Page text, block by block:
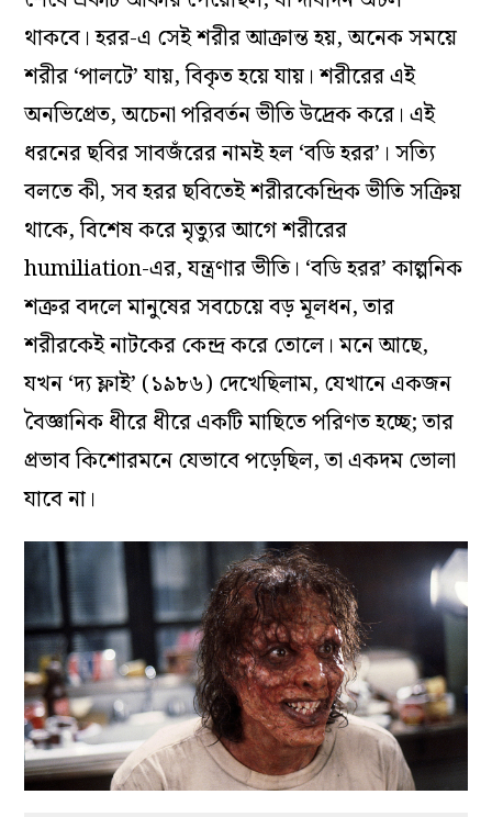
থাকবে। হরর-এ সেই শরীর আক্রান্ত হয়, অনেক সময়ে
শরীর ‘পালটে’ যায়, বিকৃত হয়ে যায়। শরীরের এই
অনভিপ্রেত, অচেনা পরিবর্তন ভীতি উদ্রেক করে। এই
ধরনের ছবির সাবজঁরের নামই হল ‘বডি হরর’। সত্যি
বলতে কী, সব হরর ছবিতেই শরীরকেন্দ্রিক ভীতি সক্রিয়
থাকে, বিশেষ করে মৃত্যুর আগে শরীরের
humiliation-এর, যন্ত্রণার ভীতি। ‘বডি হরর’ কাল্পনিক
শত্রুর বদলে মানুষের সবচেয়ে বড় মূলধন, তার
শরীরকেই নাটকের কেন্দ্র করে তোলে। মনে আছে,
যখন ‘দ্য ফ্লাই’ (১৯৮৬) দেখেছিলাম, যেখানে একজন
বৈজ্ঞানিক ধীরে ধীরে একটি মাছিতে পরিণত হচ্ছে; তার
প্রভাব কিশোরমনে যেভাবে পড়েছিল, তা একদম ভোলা
যাবে না।